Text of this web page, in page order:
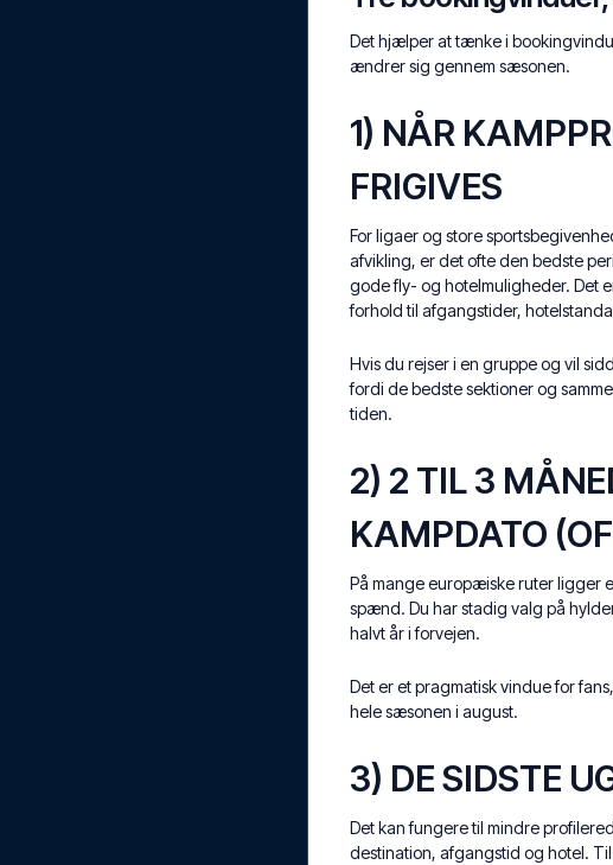
Det hjælper at tænke i
ændrer sig gennem sæsonen.
1) NÅR
FRIGIVES
For ligaer og store
afvikling, er det ofte den bedste
gode fly- og hotelmuligheder. Det
forhold til afgangstider,
Hvis du rejser i en gruppe og vil
fordi de bedste sektioner og
tiden.
2) 2 TIL 3
KAMPDATO
På mange europæiske ruter ligger
spænd. Du har stadig valg på
halvt år i forvejen.
Det er et pragmatisk vindue for
hele sæsonen i august.
3) DE SIDSTE
Det kan fungere til mindre
destination, afgangstid og hotel.